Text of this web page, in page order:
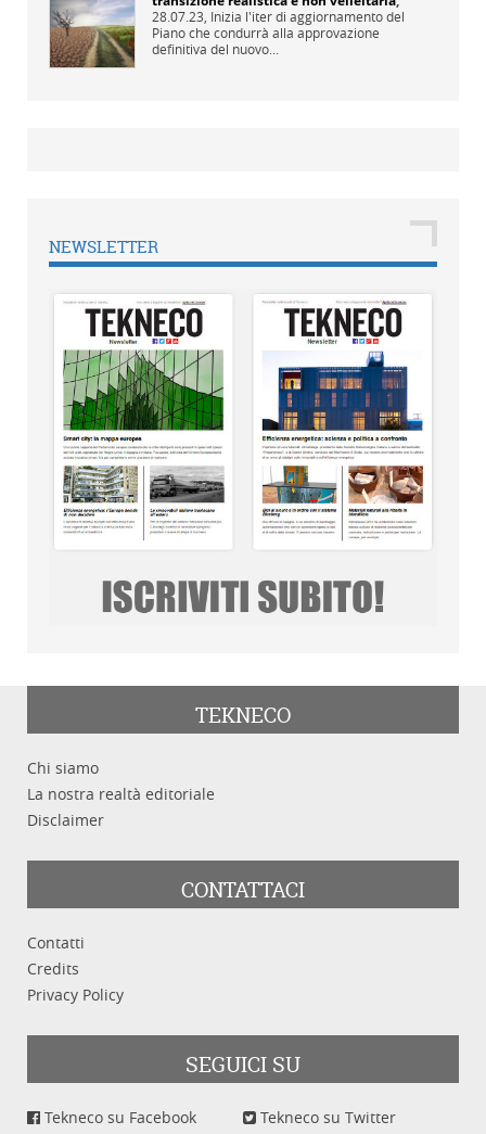
28.07.23, Inizia l'iter di aggiornamento del
Piano che condurrà alla approvazione
definitiva del nuovo...
NEWSLETTER
TEKNECO
Chi siamo
La nostra realtà editoriale
Disclaimer
CONTATTACI
Contatti
Credits
Privacy Policy
SEGUICI SU
Tekneco su Facebook
Tekneco su Twitter